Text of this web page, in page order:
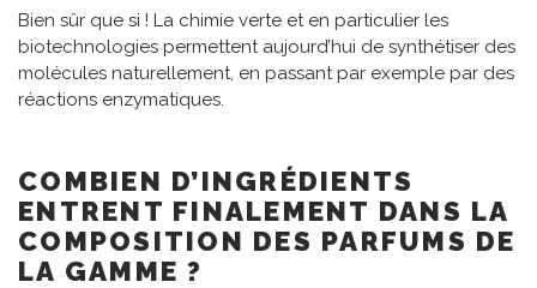
Bien sûr que si ! La chimie verte et en particulier les
biotechnologies permettent aujourd’hui de synthétiser des
molécules naturellement, en passant par exemple par des
réactions enzymatiques.
COMBIEN D’INGRÉDIENTS
ENTRENT FINALEMENT DANS LA
COMPOSITION DES PARFUMS DE
LA GAMME ?